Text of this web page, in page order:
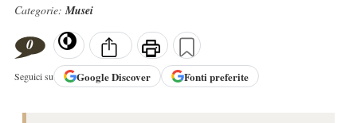
Categorie:Musei
0
Seguici su GoogleDiscover Fonti preferite